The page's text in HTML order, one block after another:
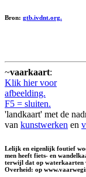
Bron: gtb.ivdnt.org.
~vaarkaart:
Klik hier voor
afbeelding.
F5 = sluiten.
'landkaart' met de
van kunstwerken en
Lelijk en eigenlijk foutief
men heeft fiets- en
terwijl dat op waterkaarten
Overheid: op